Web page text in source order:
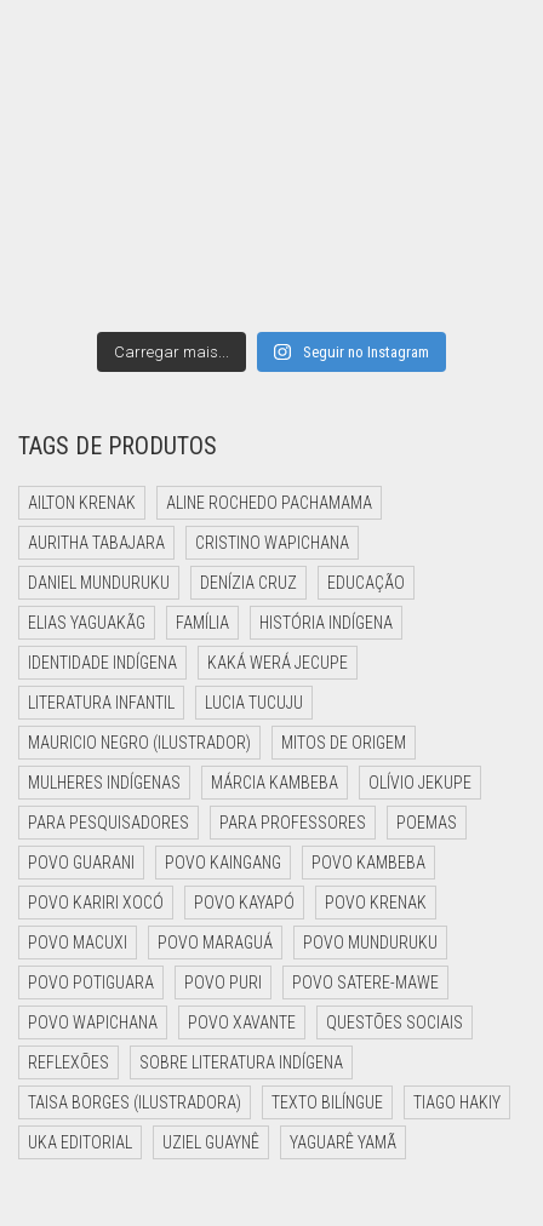
Carregar mais... Seguir no Instagram
TAGS DE PRODUTOS
AILTON KRENAK ALINE ROCHEDO PACHAMAMA
AURITHA TABAJARA CRISTINO WAPICHANA
DANIEL MUNDURUKU DENÍZIA CRUZ EDUCAÇÃO
ELIAS YAGUAKÃG FAMÍLIA HISTÓRIA INDÍGENA
IDENTIDADE INDÍGENA KAKÁ WERÁ JECUPE
LITERATURA INFANTIL LUCIA TUCUJU
MAURICIO NEGRO (ILUSTRADOR) MITOS DE ORIGEM
MULHERES INDÍGENAS MÁRCIA KAMBEBA OLÍVIO JEKUPE
PARA PESQUISADORES PARA PROFESSORES POEMAS
POVO GUARANI POVO KAINGANG POVO KAMBEBA
POVO KARIRI XOCÓ POVO KAYAPÓ POVO KRENAK
POVO MACUXI POVO MARAGUÁ POVO MUNDURUKU
POVO POTIGUARA POVO PURI POVO SATERE-MAWE
POVO WAPICHANA POVO XAVANTE QUESTÕES SOCIAIS
REFLEXÕES SOBRE LITERATURA INDÍGENA
TAISA BORGES (ILUSTRADORA) TEXTO BILÍNGUE TIAGO HAKIY
UKA EDITORIAL UZIEL GUAYNÊ YAGUARÊ YAMÃ